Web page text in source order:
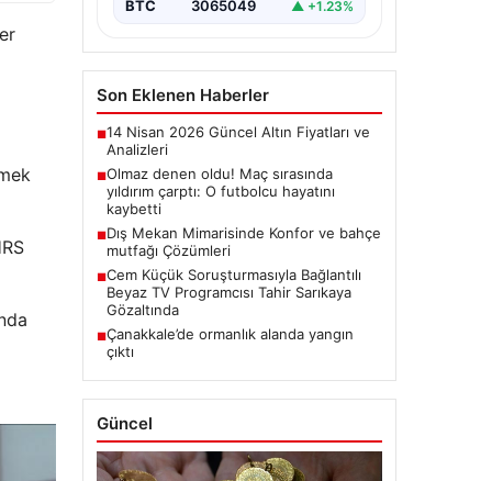
BTC 3065049 ▲ +1.23%
Son Eklenen Haberler
■14 Nisan 2026 Güncel Altın Fiyatları ve
Analizleri
■Olmaz denen oldu! Maç sırasında
yıldırım çarptı: O futbolcu hayatını
kaybetti
■Dış Mekan Mimarisinde Konfor ve bahçe
mutfağı Çözümleri
■Cem Küçük Soruşturmasıyla Bağlantılı
Beyaz TV Programcısı Tahir Sarıkaya
Gözaltında
■Çanakkale’de ormanlık alanda yangın
çıktı
Güncel